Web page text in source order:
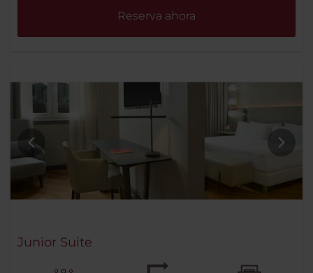
Reserva ahora
Junior Suite